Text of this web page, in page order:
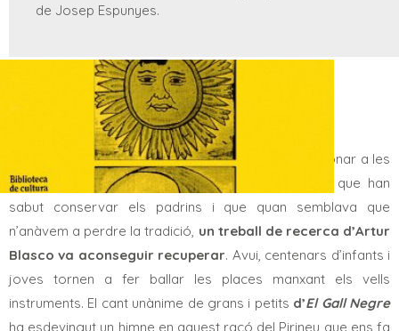
de Josep Espunyes.
La música que recorre aquestes valls i sentim ressonar a les
parets del Cadí és la delsacordions diatònics
que han
sabut conservar els padrins i que quan semblava que
n’anàvem a perdre la tradició, un treball de recerca d’Artur
Blasco va aconseguir recuperar. Avui, centenars d’infants i
joves tornen a fer ballar les places manxant els vells
instruments. El cant unànime de grans i petits d’El Gall Negre
ha esdevingut un himne en aquest racó del Pirineu que ens fa